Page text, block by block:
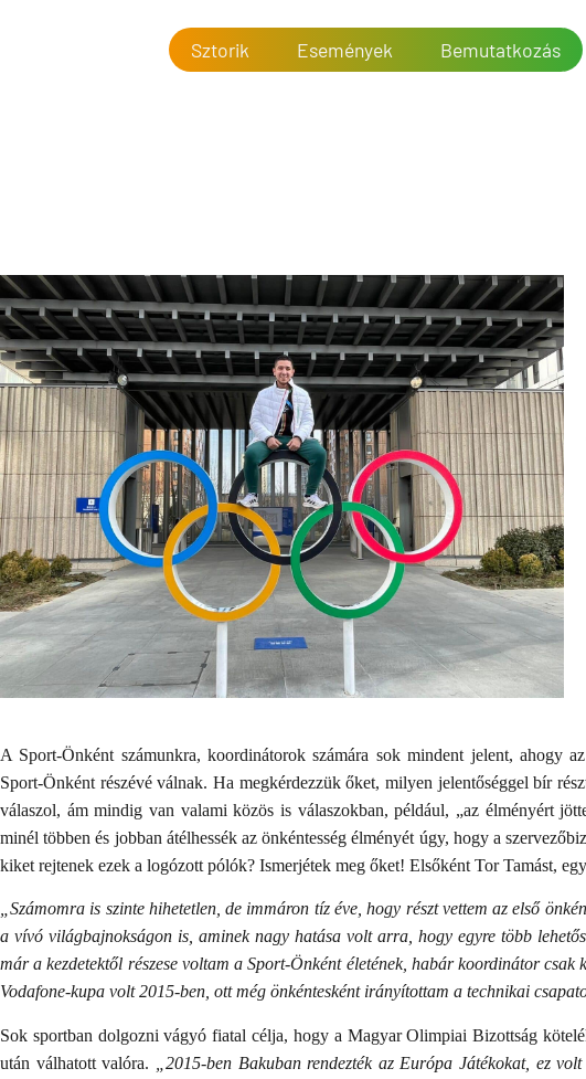
Sztorik Események Bemutatkozás
A Sport-Önként számunkra, koordinátorok számára sok mindent jelent, ahogy
Sport-Önként részévé válnak. Ha megkérdezzük őket, milyen jelentőséggel bír
válaszol, ám mindig van valami közös is válaszokban, például, „az élményért
minél többen és jobban átélhessék az önkéntesség élményét úgy, hogy a
kiket rejtenek ezek a logózott pólók? Ismerjétek meg őket! Elsőként Tor Tamást,
„Számomra is szinte hihetetlen, de immáron tíz éve, hogy részt vettem az első
a vívó világbajnokságon is, aminek nagy hatása volt arra, hogy egyre több
már a kezdetektől részese voltam a Sport-Önként életének, habár koordinátor
Vodafone-kupa volt 2015-ben, ott még önkéntesként irányítottam a technikai
Sok sportban dolgozni vágyó fiatal célja, hogy a Magyar Olimpiai Bizottság
után válhatott valóra.
„2015-ben Bakuban rendezték az Európa Játékokat, ez